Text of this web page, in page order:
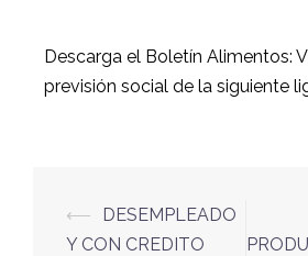
Descarga el Boletín Alimentos:
previsión social de la siguiente
⟵
DESEMPLEADO
Y CON CREDITO